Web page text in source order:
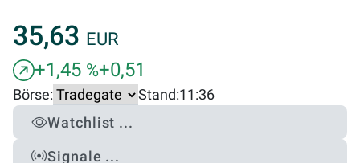
35,63 EUR
+1,45 %+0,51
Börse: Stand:11:36
Watchlist ...
Signale ...